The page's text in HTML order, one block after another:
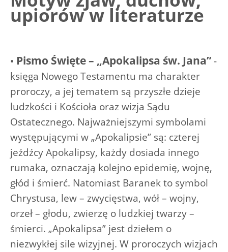
upiorów w literaturze
• Pismo Święte – „Apokalipsa św. Jana”-
księga Nowego Testamentu ma charakter
proroczy, a jej tematem są przyszłe dzieje
ludzkości i Kościoła oraz wizja Sądu
Ostatecznego. Najważniejszymi symbolami
występującymi w „Apokalipsie” są: czterej
jeźdźcy Apokalipsy, każdy dosiada innego
rumaka, oznaczają kolejno epidemię, wojnę,
głód i śmierć. Natomiast Baranek to symbol
Chrystusa, lew – zwycięstwa, wół – wojny,
orzeł – głodu, zwierzę o ludzkiej twarzy –
śmierci. „Apokalipsa” jest dziełem o
niezwykłej sile wizyjnej. W proroczych wizjach